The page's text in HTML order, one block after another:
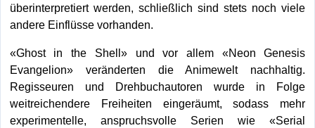
überinterpretiert werden, schließlich sind stets noch viele
andere Einflüsse vorhanden.
«Ghost in the Shell» und vor allem «Neon Genesis
Evangelion» veränderten die Animewelt nachhaltig.
Regisseuren und Drehbuchautoren wurde in Folge
weitreichendere Freiheiten eingeräumt, sodass mehr
experimentelle, anspruchsvolle Serien wie «Serial